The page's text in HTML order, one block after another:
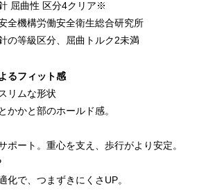
屈曲性 区分4クリア※
全機構労働安全衛生総合研究所
の等級区分、屈曲トルク2未満
るフィット感
リムな形状
かかと部のホールド感。
ポート。重心を支え、歩行がより安定。
化で、つまずきにくさUP。